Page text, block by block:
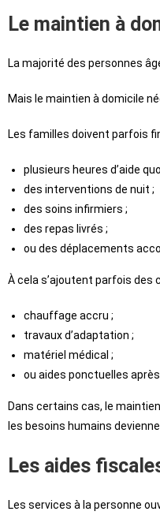
Le maintien à
La majorité des personnes
Mais le maintien à domicile
Les familles doivent parfois
plusieurs heures d’aide
des interventions de nuit ;
des soins infirmiers ;
des repas livrés ;
ou des déplacements
À cela s’ajoutent parfois des
chauffage accru ;
travaux d’adaptation ;
matériel médical ;
ou aides ponctuelles
Dans certains cas, le
les besoins humains
Les aides
Les services à la personne